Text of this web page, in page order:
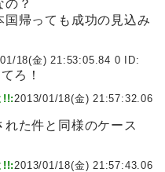
？
帰っても成功の見込み
18(金) 21:53:05.84 0 ID:
ろ！
!!:2013/01/18(金) 21:57:32.06
た件と同様のケース
!!:2013/01/18(金) 21:57:43.06